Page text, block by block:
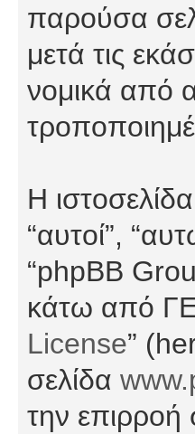
παρούσα
μετά τις
νομικά από
Η
“αυτοί”,
“phpBB
κάτω από
License”
σελίδα
την επιρροή